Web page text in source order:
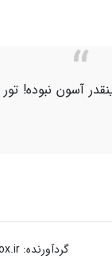
نبوده! تور
گردآورنده: